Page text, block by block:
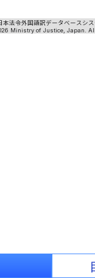
本法令外国語訳データベースシ
Ministry of Justice, Japan. All